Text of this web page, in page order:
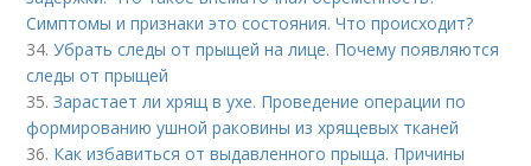
Симптомы и признаки это состояния. Что происходит?
34.Убрать следы от прыщей на лице. Почему появляются
следы от прыщей
35.Зарастает ли хрящ в ухе. Проведение операции по
формированию ушной раковины из хрящевых тканей
36. Как избавиться от выдавленного прыща. Причины